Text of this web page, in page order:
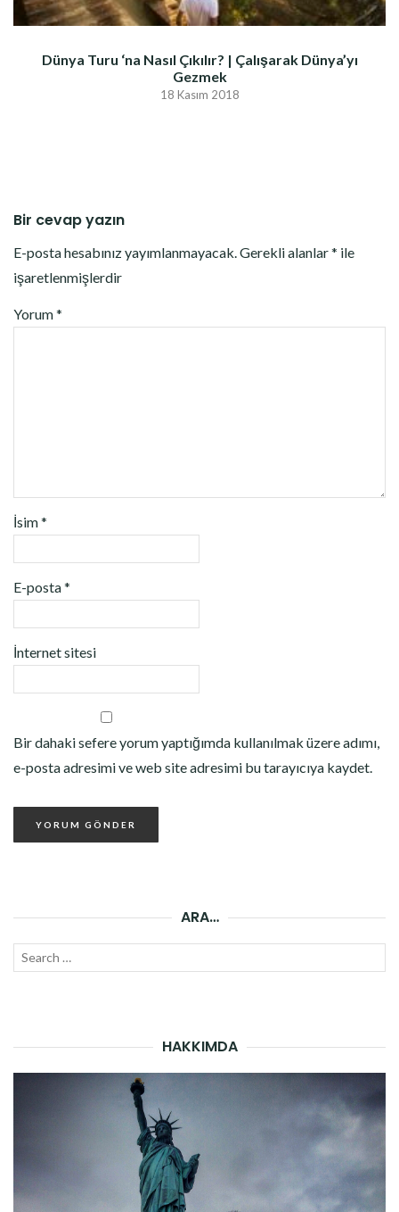
Dünya Turu ‘na Nasıl Çıkılır? | Çalışarak Dünya’yı
Gezmek
18 Kasım 2018
Bir cevap yazın
E-posta hesabınız yayımlanmayacak.Gerekli alanlar* ile
işaretlenmişlerdir
Yorum*
İsim*
E-posta*
İnternet sitesi
Bir dahaki sefere yorum yaptığımda kullanılmak üzere adımı,
e-posta adresimi ve web site adresimi bu tarayıcıya kaydet.
ARA…
Search
HAKKIMDA